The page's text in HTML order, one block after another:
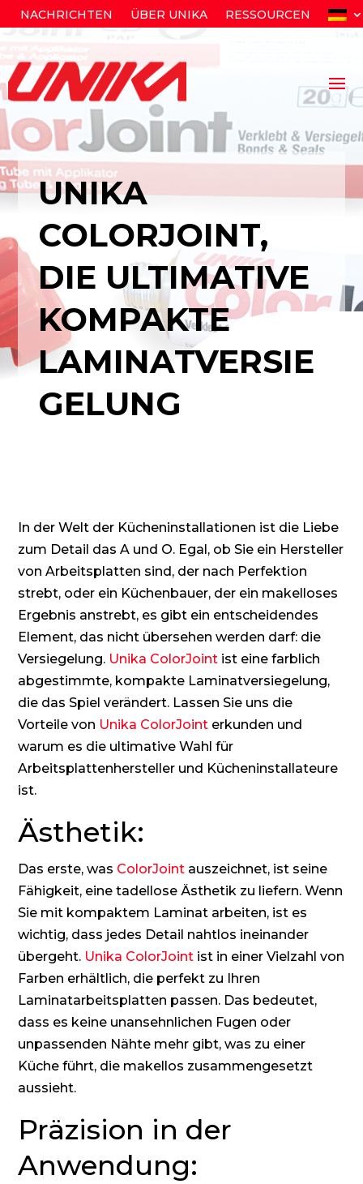
NACHRICHTEN ÜBER UNIKA RESSOURCEN
UNIKA
COLORJOINT,
DIE ULTIMATIVE
KOMPAKTE
LAMINATVERSIE
GELUNG
In der Welt der Kücheninstallationen ist die Liebe
zum Detail das A und O. Egal, ob Sie ein Hersteller
von Arbeitsplatten sind, der nach Perfektion
strebt, oder ein Küchenbauer, der ein makelloses
Ergebnis anstrebt, es gibt ein entscheidendes
Element, das nicht übersehen werden darf: die
Versiegelung. Unika ColorJoint ist eine farblich
abgestimmte, kompakte Laminatversiegelung,
die das Spiel verändert. Lassen Sie uns die
Vorteile von Unika ColorJoint erkunden und
warum es die ultimative Wahl für
Arbeitsplattenhersteller und Kücheninstallateure
ist.
Ästhetik:
Das erste, was ColorJoint auszeichnet, ist seine
Fähigkeit, eine tadellose Ästhetik zu liefern. Wenn
Sie mit kompaktem Laminat arbeiten, ist es
wichtig, dass jedes Detail nahtlos ineinander
übergeht. Unika ColorJoint ist in einer Vielzahl von
Farben erhältlich, die perfekt zu Ihren
Laminatarbeitsplatten passen. Das bedeutet,
dass es keine unansehnlichen Fugen oder
unpassenden Nähte mehr gibt, was zu einer
Küche führt, die makellos zusammengesetzt
aussieht.
Präzision in der
Anwendung: